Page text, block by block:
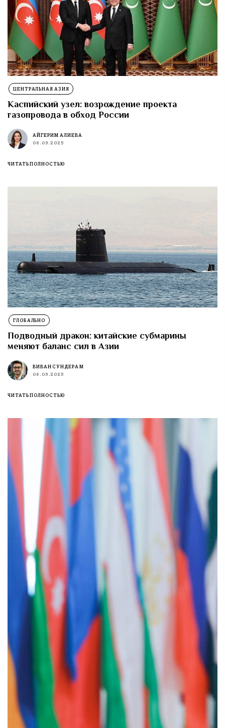
ЦЕНТРАЛЬНАЯ АЗИЯ
Каспийский узел: возрождение проекта
газопровода в обход России
АЙГЕРИМ АЛИЕВА
08.09.2025
ЧИТАТЬ ПОЛНОСТЬЮ
ГЛОБАЛЬНО
Подводный дракон: китайские субмарины
меняют баланс сил в Азии
ВИВАН СУНДЕРАМ
08.09.2025
ЧИТАТЬ ПОЛНОСТЬЮ